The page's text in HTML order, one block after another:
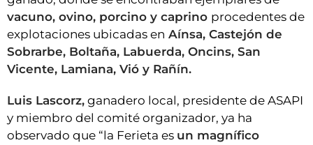
vacuno, ovino, porcino y caprino procedentes de
explotaciones ubicadas en Aínsa, Castejón de
Sobrarbe, Boltaña, Labuerda, Oncins, San
Vicente, Lamiana, Vió y Rañín.
Luis Lascorz, ganadero local, presidente de ASAPI
y miembro del comité organizador, ya ha
observado que “la Ferieta es un magnífico